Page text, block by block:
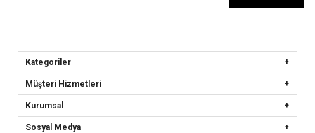
Kategoriler
Müşteri Hizmetleri
Kurumsal
Sosyal Medya